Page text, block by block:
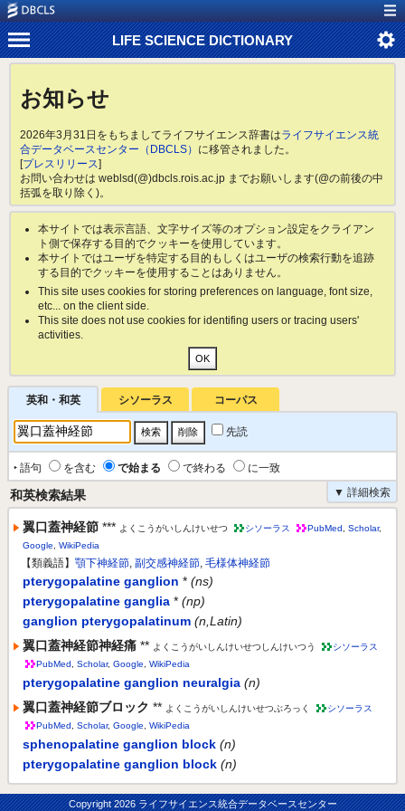
LIFE SCIENCE DICTIONARY
お知らせ
2026年3月31日をもちましてライフサイエンス辞書はライフサイエンス統
合データベースセンター（DBCLS） に移管されました。
[プレスリリース]
お問い合わせは weblsd(@)dbcls.rois.ac.jp までお願いします(@の前後の中
括弧を取り除く)。
本サイトでは表示言語、文字サイズ等のオプション設定をクライアン
ト側で保存する目的でクッキーを使用しています。
本サイトではユーザを特定する目的もしくはユーザの検索行動を追跡
する目的でクッキーを使用することはありません。
This site uses cookies for storing preferences on language, font size,
etc... on the client side.
This site does not use cookies for identifing users or tracing users'
activities.
英和・和英 シソーラス コーパス
先読
‣ 語句 を含む で始まる で終わる
に一致
▼ 詳細検索
和英検索結果
翼口蓋神経節 *** よくこうがいしんけいせつ シソーラス PubMed Scholar,
Google
WikiPedia
【類義語】 顎下神経節, 副交感神経節, 毛様体神経節
pterygopalatine ganglion * (ns)
pterygopalatine ganglia * (np)
ganglion pterygopalatinum (n,Latin)
翼口蓋神経節神経痛 ** よくこうがいしんけいせつしんけいつう
シソーラス
PubMed
Scholar, Google WikiPedia
pterygopalatine ganglion neuralgia (n)
翼口蓋神経節ブロック ** よくこうがいしんけいせつぶろっく
シソーラス
PubMed
Scholar, Google WikiPedia
sphenopalatine ganglion block (n)
pterygopalatine ganglion block (n)
Copyright2026 ライフサイエンス統合データベースセンター